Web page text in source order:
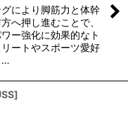
により脚筋力と体幹
へ押し進むことで、
ー強化に効果的なト
ートやスポーツ愛好
…
]